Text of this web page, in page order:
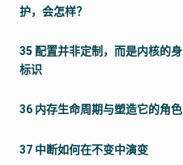
护，会怎样？
35 配置并非定制，而是内核的
标识
36 内存生命周期与塑造它的角色
37 中断如何在不变中演变